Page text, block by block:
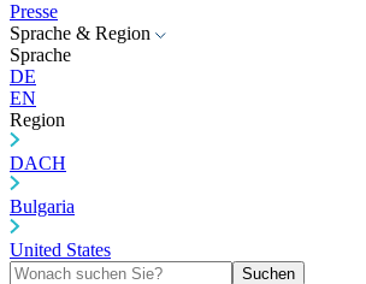
Presse
Sprache & Region
Sprache
DE
EN
Region
DACH
Bulgaria
United States
Suchen